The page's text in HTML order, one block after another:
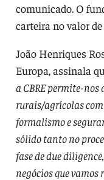
comunicado. O
carteira no valor
João Henriques
Europa, assinala
a CBRE permite-nos
rurais/agrícolas
formalismo e
sólido tanto no
fase de due
negócios que